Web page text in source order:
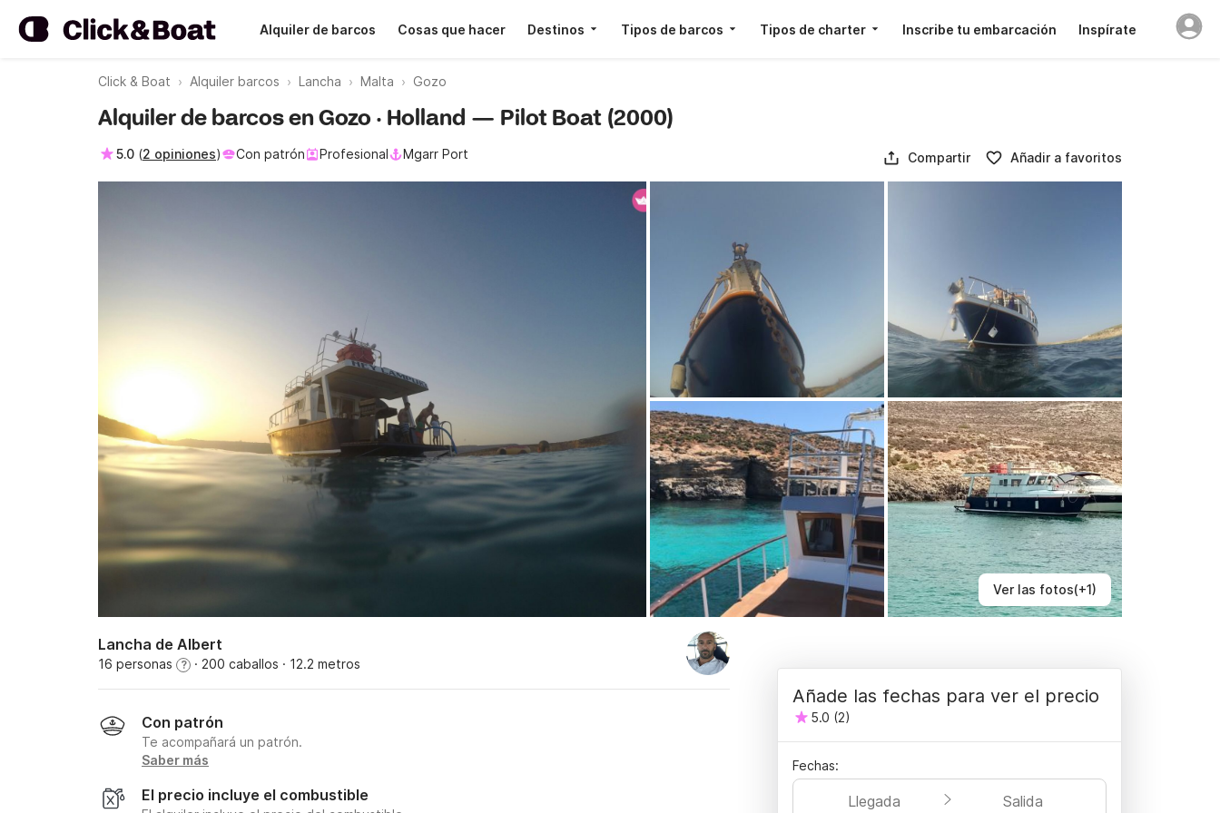
Alquiler de barcos Cosas que hacer Destinos Tipos de barcos Tipos de charter Inscribe tu embarcación Inspírate
Click & Boat Alquiler barcos Lancha Malta Gozo
Ver las fotos(+1)
Alquiler de barcos en Gozo · Holland — Pilot Boat (2000)
5.0 (2 opiniones) Con patrón Profesional Mgarr Port Compartir Añadir a favoritos
Lancha de Albert
16 personas ? · 200 caballos · 12.2 metros
Con patrón
Te acompañará un patrón.
Saber más
El precio incluye el combustible
Añade las fechas para ver el precio
5.0 (2)
Fechas:
Llegada Salida